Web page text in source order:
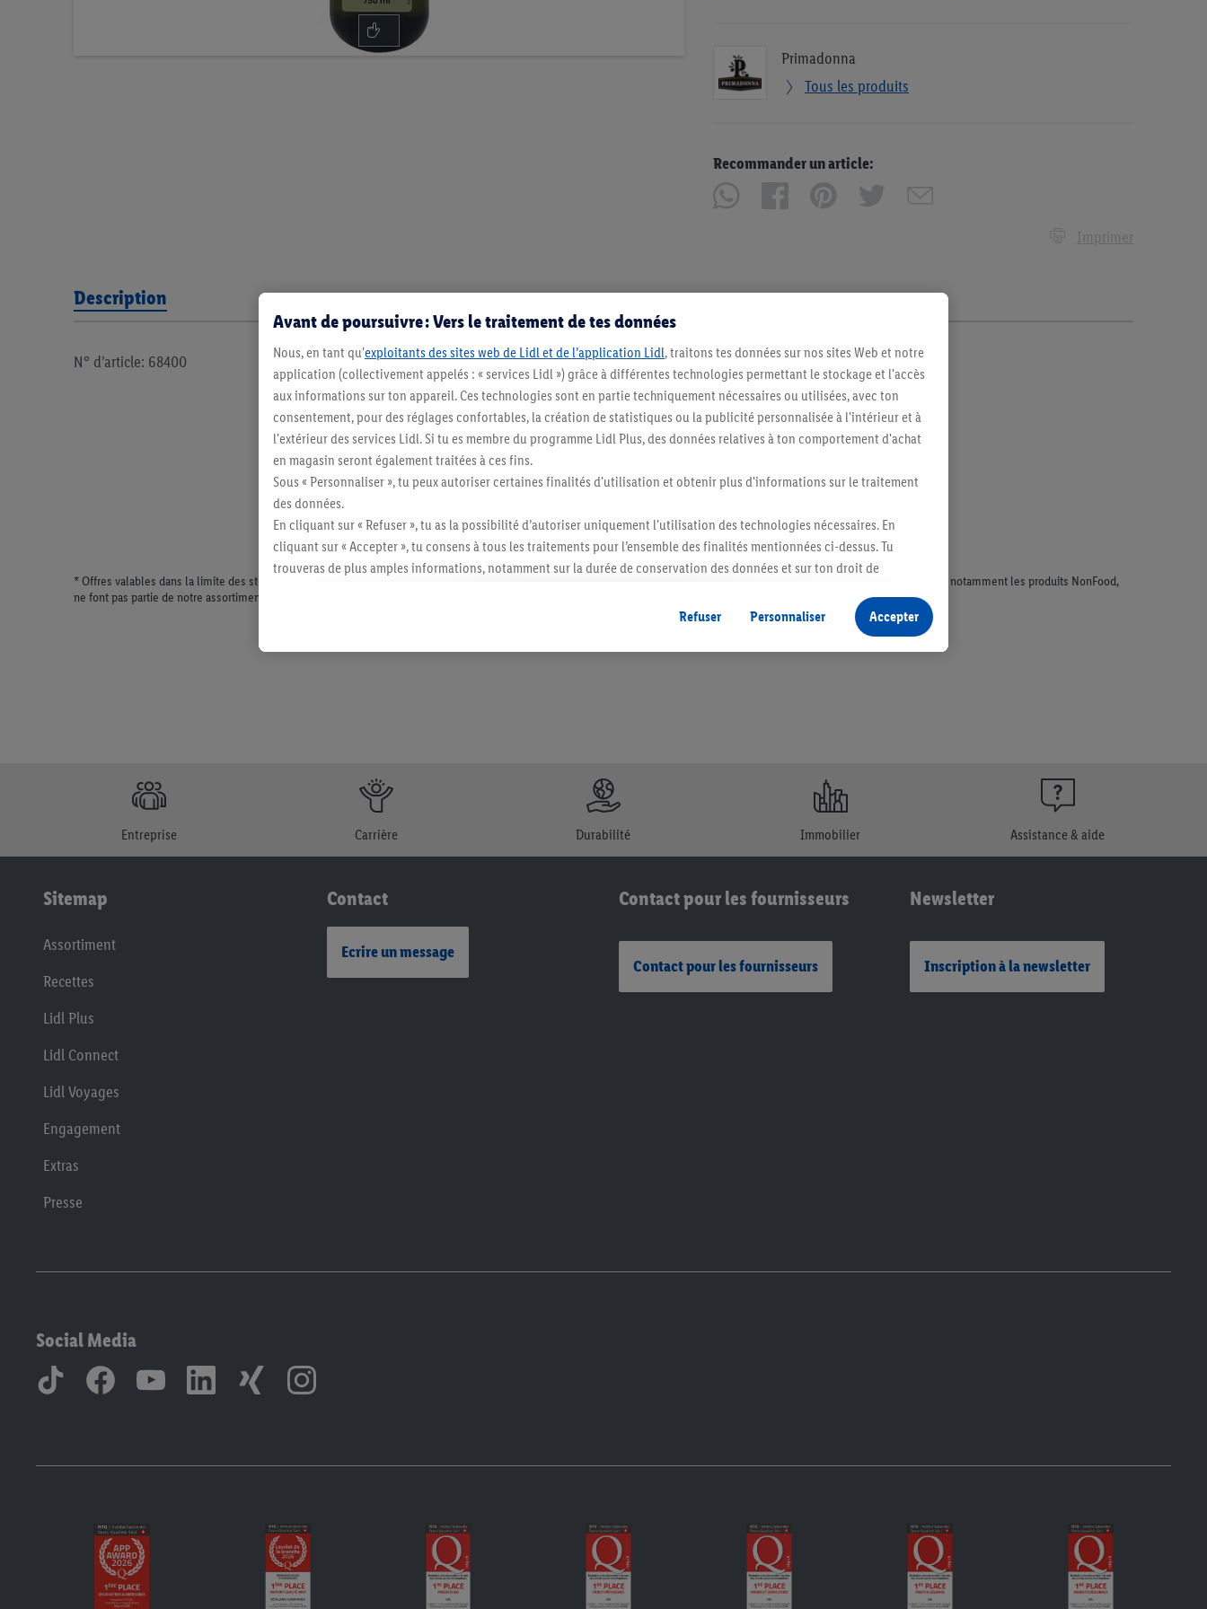
Primadonna
Tous les produits
Recommander un article:
Imprimer
Description
N° d’article: 68400
* Offres valables dans la limite des stocks disponibles. Vente limitée à des quantités usuelles pour un ménage. Vendu sans décoration. Les produits faisant l'objet de la publicité, notamment les produits NonFood,
ne font pas partie de notre assortiment de produits permanents. Ill. semblables.
Entreprise Carrière Durabilité Immobilier Assistance & aide
Sitemap
Assortiment
Recettes
Lidl Plus
Lidl Connect
Lidl Voyages
Engagement
Extras
Presse
Contact
Ecrire un message
Contact pour les fournisseurs
Contact pour les fournisseurs
Newsletter
Inscription à la newsletter
Social Media
Avant de poursuivre : Vers le traitement de tes données
Nous, en tant qu'exploitants des sites web de Lidl et de l’application Lidl, traitons tes données sur nos sites Web et notre
application (collectivement appelés : « services Lidl ») grâce à différentes technologies permettant le stockage et l'accès
aux informations sur ton appareil. Ces technologies sont en partie techniquement nécessaires ou utilisées, avec ton
consentement, pour des réglages confortables, la création de statistiques ou la publicité personnalisée à l'intérieur et à
l'extérieur des services Lidl. Si tu es membre du programme Lidl Plus, des données relatives à ton comportement d'achat
en magasin seront également traitées à ces fins.
Sous « Personnaliser », tu peux autoriser certaines finalités d'utilisation et obtenir plus d'informations sur le traitement
des données.
En cliquant sur « Refuser », tu as la possibilité d’autoriser uniquement l'utilisation des technologies nécessaires. En
cliquant sur « Accepter », tu consens à tous les traitements pour l’ensemble des finalités mentionnées ci-dessus. Tu
trouveras de plus amples informations, notamment sur la durée de conservation des données et sur ton droit de
Refuser Personnaliser Accepter